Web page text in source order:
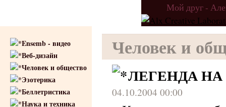
Мой друг -
Ensemb - видео
Веб-дизайн
Человек и общество
Эзотерика
Беллетристика
Наука и техника
Человек и
ЛЕГЕНДА
04.10.2004 00:00